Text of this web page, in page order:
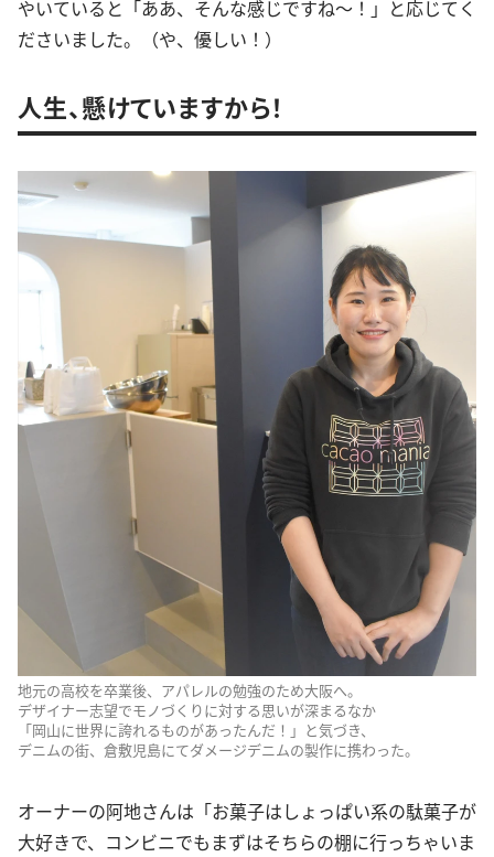
やいていると「ああ、そんな感じですね～！」と応じてく
ださいました。（や、優しい！）
人生、懸けていますから！
地元の高校を卒業後、アパレルの勉強のため大阪へ。
デザイナー志望でモノづくりに対する思いが深まるなか
「岡山に世界に誇れるものがあったんだ！」と気づき、
デニムの街、倉敷児島にてダメージデニムの製作に携わった。
オーナーの阿地さんは「お菓子はしょっぱい系の駄菓子が
大好きで、コンビニでもまずはそちらの棚に行っちゃいま